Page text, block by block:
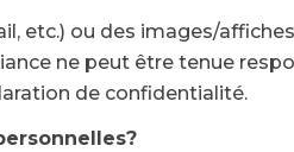
etc.) ou des images/
ne peut être tenue
de confidentialité.